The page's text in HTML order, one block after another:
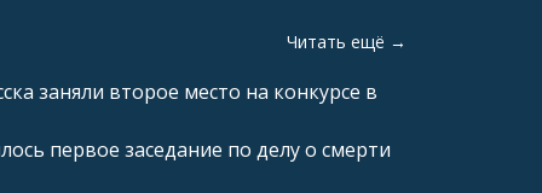
Читать ещё →
заняли второе место на конкурсе в
первое заседание по делу о смерти